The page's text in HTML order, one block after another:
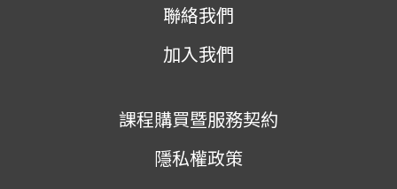
聯絡我們
加入我們
課程購買暨服務契約
隱私權政策